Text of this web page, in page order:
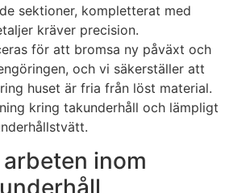
sektioner, kompletterat med
kräver precision.
för att bromsa ny påväxt och
och vi säkerställer att
huset är fria från löst material.
kring takunderhåll och lämpligt
inom